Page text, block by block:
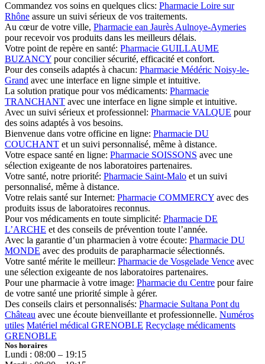
Commandez vos soins en quelques clics: Pharmacie Loire sur
Rhône assure un suivi sérieux de vos traitements.
Au cœur de votre ville, Pharmacie ean Jaurès Aulnoye-Aymeries
pour recevoir vos produits dans les meilleurs délais.
Votre point de repère en santé: Pharmacie GUILLAUME
BUZANCY pour concilier sécurité, efficacité et confort.
Pour des conseils adaptés à chacun: Pharmacie Médéric Noisy-le-
Grand avec une interface en ligne simple et intuitive.
La solution pratique pour vos médicaments: Pharmacie
TRANCHANT avec une interface en ligne simple et intuitive.
Avec un suivi sérieux et professionnel: Pharmacie VALQUE pour
des soins adaptés à vos besoins.
Bienvenue dans votre officine en ligne: Pharmacie DU
COUCHANT et un suivi personnalisé, même à distance.
Votre espace santé en ligne: Pharmacie SOISSONS avec une
sélection exigeante de nos laboratoires partenaires.
Votre santé, notre priorité: Pharmacie Saint-Malo et un suivi
personnalisé, même à distance.
Votre relais santé sur Internet: Pharmacie COMMERCY avec des
produits issus de laboratoires reconnus.
Pour vos médicaments en toute simplicité: Pharmacie DE
L’ARCHE et des conseils de prévention toute l’année.
Avec la garantie d’un pharmacien à votre écoute: Pharmacie DU
MONDE avec des produits de parapharmacie sélectionnés.
Votre santé mérite le meilleur: Pharmacie de Vosgelade Vence avec
une sélection exigeante de nos laboratoires partenaires.
Pour une pharmacie à votre image: Pharmacie du Centre pour faire
de votre santé une priorité simple à gérer.
Des conseils clairs et personnalisés: Pharmacie Sultana Pont du
Château avec une écoute bienveillante et professionnelle. Numéros
utiles Matériel médical GRENOBLE Recyclage médicaments
GRENOBLE
Nos horaires
Lundi : 08:00 – 19:15